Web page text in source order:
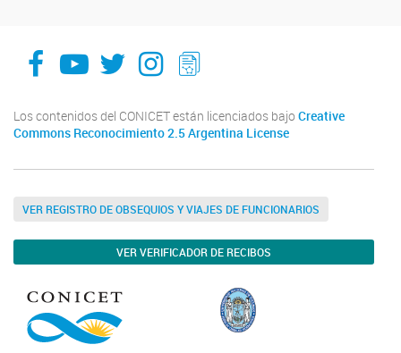
facebook
youtube
Twitter
Instagram
LeChasquier Boletin Digital 70
Los contenidos del CONICET están licenciados bajo Creative
Commons Reconocimiento 2.5 Argentina License
VER REGISTRO DE OBSEQUIOS Y VIAJES DE FUNCIONARIOS
VER VERIFICADOR DE RECIBOS